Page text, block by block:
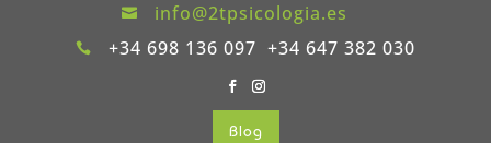
 info@2tpsicologia.es
 +34 698 136 097 +34 647 382 030
Blog